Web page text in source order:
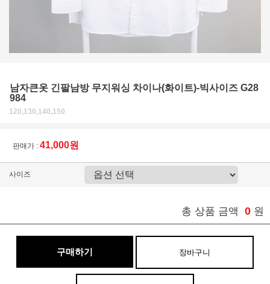
남자큰옷 긴팔남방 무지워싱 차이나(화이트)-빅사이즈 G28
984
120,130,140,150
판매가 : 41,000원
사이즈
총 상품 금액 0 원
구매하기 장바구니